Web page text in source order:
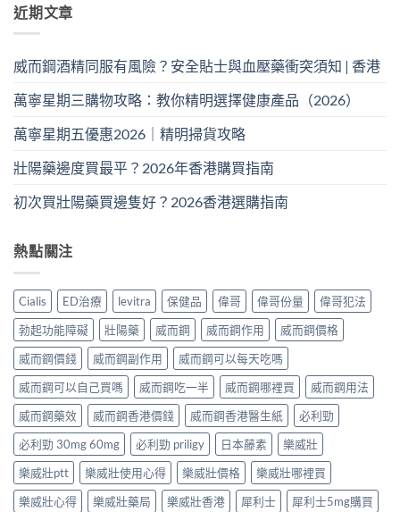
近期文章
威而鋼酒精同服有風險？安全貼士與血壓藥衝突須知 | 香港
萬寧星期三購物攻略：教你精明選擇健康產品（2026）
萬寧星期五優惠2026｜精明掃貨攻略
壯陽藥邊度買最平？2026年香港購買指南
初次買壯陽藥買邊隻好？2026香港選購指南
熱點關注
Cialis ED治療 levitra 保健品 偉哥 偉哥份量
偉哥犯法
勃起功能障礙
壯陽藥 威而鋼 威而鋼作用
威而鋼價格
威而鋼價錢
威而鋼副作用
威而鋼可以每天吃嗎
威而鋼可以自己買嗎
威而鋼吃一半 威而鋼哪裡買
威而鋼用法
威而鋼藥效
威而鋼香港價錢 威而鋼香港醫生紙
必利勁
必利勁 30mg 60mg
必利勁 priligy 日本藤素
樂威壯
樂威壯ptt
樂威壯使用心得 樂威壯價格
樂威壯哪裡買
樂威壯心得
樂威壯藥局 樂威壯香港 犀利士 犀利士5mg購買